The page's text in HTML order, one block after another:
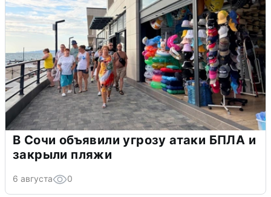
В Сочи объявили угрозу атаки БПЛА и
закрыли пляжи
6 августа 0